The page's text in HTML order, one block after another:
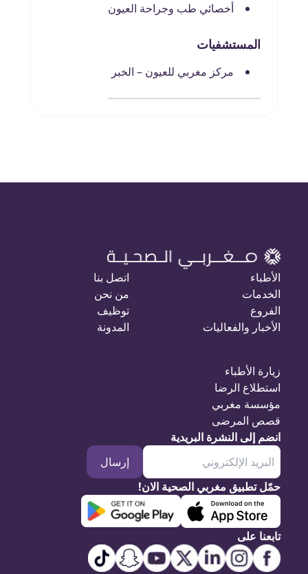
أخصائي طب وجراحة العيون
المستشفيات
مركز مغربي للعيون – الخبر
الأطباء
الخدمات
الفروع
الأخبار والفعاليات
اتصل بنا
من نحن
توظيف
المدونة
زيارة الأطباء
استطلاع الرضا
مؤسسة مغربي
قصص المرضى
انضم إلى النشرة البريدية
إرسال
حمّل تطبيق مغربي الصحية الان!
تابعنا على